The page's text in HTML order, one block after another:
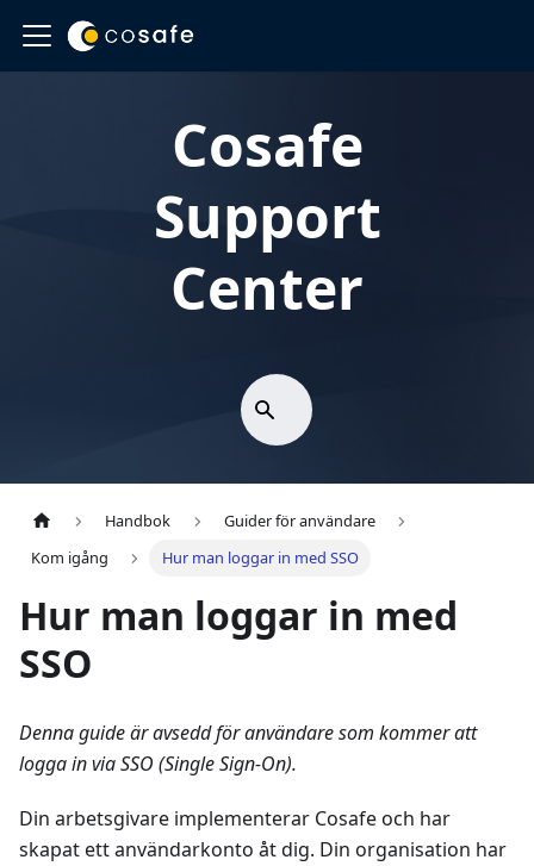
Cosafe
Support
Center
Handbok
Guider för användare
Kom igång
Hur man loggar in med SSO
Hur man loggar in med
SSO
Denna guide är avsedd för användare som kommer att
logga in via SSO (Single Sign-On).
Din arbetsgivare implementerar Cosafe och har
skapat ett användarkonto åt dig. Din organisation har